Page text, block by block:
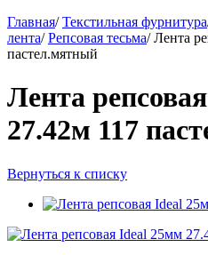
Главная/ Текстильная фурнитура
лента/ Репсовая тесьма/ Лента
пастел.мятный
Лента
27.42м 117
Вернуться к списку